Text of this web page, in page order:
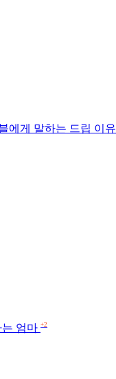
에게 말하는 드립 이유
엄마 +2